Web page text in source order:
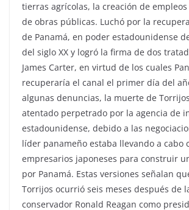
tierras agrícolas, la creación de
de obras públicas. Luchó por la
de Panamá, en poder estadounidense
del siglo XX y logró la firma de dos
James Carter, en virtud de los cuales
recuperaría el canal el primer día del
algunas denuncias, la muerte de
atentado perpetrado por la agencia de
estadounidense, debido a las
líder panameño estaba llevando a cabo
empresarios japoneses para construir
por Panamá. Estas versiones señalan
Torrijos ocurrió seis meses después de
conservador Ronald Reagan como